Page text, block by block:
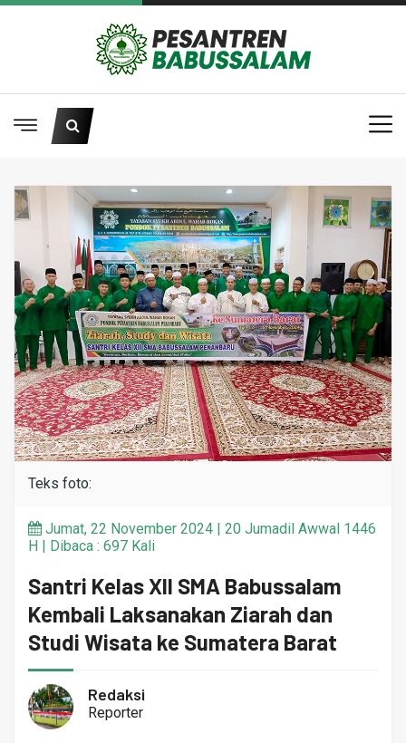
Teks foto:
Jumat, 22 November 2024 | 20 Jumadil Awwal 1446
H | Dibaca : 697 Kali
Santri Kelas XII SMA Babussalam
Kembali Laksanakan Ziarah dan
Studi Wisata ke Sumatera Barat
Redaksi
Reporter